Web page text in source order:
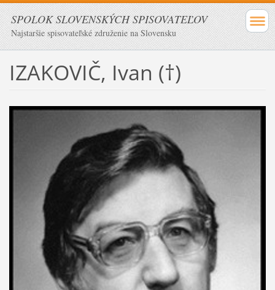
SPOLOK SLOVENSKÝCH SPISOVATEĽOV
Najstaršie spisovateľské združenie na Slovensku
IZAKOVIČ, Ivan (†)